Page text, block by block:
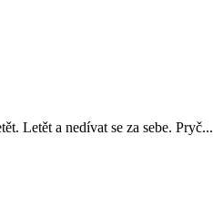
Letět a nedívat se za sebe. Pryč...